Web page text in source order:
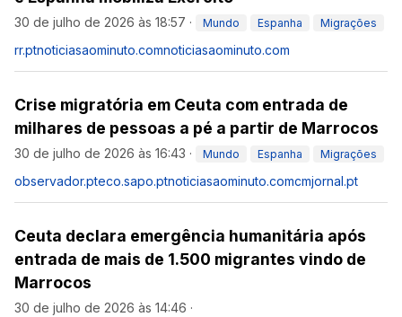
30 de julho de 2026 às 18:57 · Mundo Espanha Migrações
rr.ptnoticiasaominuto.comnoticiasaominuto.com
Crise migratória em Ceuta com entrada de
milhares de pessoas a pé a partir de Marrocos
30 de julho de 2026 às 16:43 · Mundo Espanha Migrações
observador.pteco.sapo.ptnoticiasaominuto.comcmjornal.pt
Ceuta declara emergência humanitária após
entrada de mais de 1.500 migrantes vindo de
Marrocos
30 de julho de 2026 às 14:46 ·